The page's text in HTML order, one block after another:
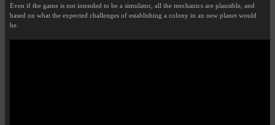
Even if the game is not intended to be a simulator, all the mechanics are plausible, and
based on what the expected challenges of establishing a colony in an new planet would
be.